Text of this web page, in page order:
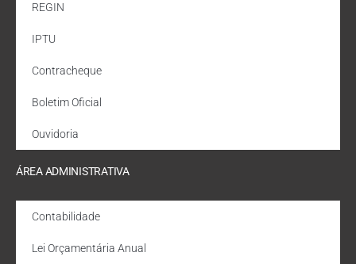
REGIN
IPTU
Contracheque
Boletim Oficial
Ouvidoria
ÁREA ADMINISTRATIVA
Contabilidade
Lei Orçamentária Anual